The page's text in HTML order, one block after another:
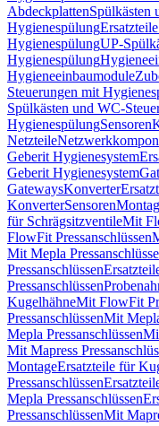
AbdeckplattenSpülkästen
Hygienespülung
HygienespülungUP-
Hygienespülung
Hygieneeinbaumodule
Steuerungen mit
Spülkästen und WC-
HygienespülungSensoren
Netzteile
Geberit Hygienesystem
Geberit Hygienesystem
GatewaysKonverter
KonverterSensoren
für SchrägsitzventileMit
FlowFit Pressanschlüssen
Mit Mepla
Pressanschlüssen
Pressanschlüssen
KugelhähneMit FlowFit
PressanschlüssenMit
Mepla Pressanschlüssen
Mit Mapress
MontageErsatzteile für
Pressanschlüssen
Mepla Pressanschlüssen
PressanschlüssenMit